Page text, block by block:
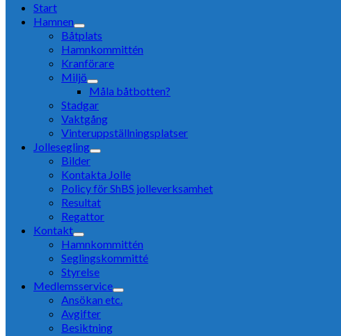
Start
Hamnen
Båtplats
Hamnkommittén
Kranförare
Miljö
Måla båtbotten?
Stadgar
Vaktgång
Vinteruppställningsplatser
Jollesegling
Bilder
Kontakta Jolle
Policy för ShBS jolleverksamhet
Resultat
Regattor
Kontakt
Hamnkommittén
Seglingskommitté
Styrelse
Medlemsservice
Ansökan etc.
Avgifter
Besiktning